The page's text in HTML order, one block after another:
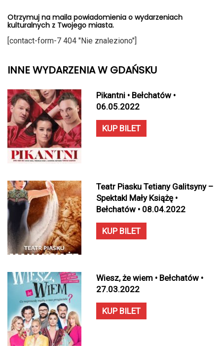
Otrzymuj na maila powiadomienia o wydarzeniach
kulturalnych z Twojego miasta.
[contact-form-7 404 "Nie znaleziono"]
INNE WYDARZENIA W GDAŃSKU
Pikantni • Bełchatów •
06.05.2022
KUP BILET
Teatr Piasku Tetiany Galitsyny –
Spektakl Mały Książę •
Bełchatów • 08.04.2022
KUP BILET
Wiesz, że wiem • Bełchatów •
27.03.2022
KUP BILET